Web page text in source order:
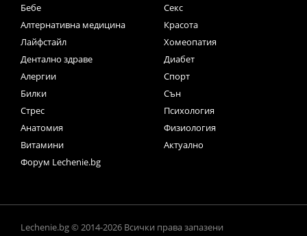
Бебе
Секс
Алтернативна медицина
Красота
Лайфстайл
Хомеопатия
Дентално здраве
Диабет
Алергии
Спорт
Билки
Сън
Стрес
Психология
Анатомия
Физиология
Витамини
Актуално
Форум Lechenie.bg
Lechenie.bg © 2014-2026 Всички права запазени